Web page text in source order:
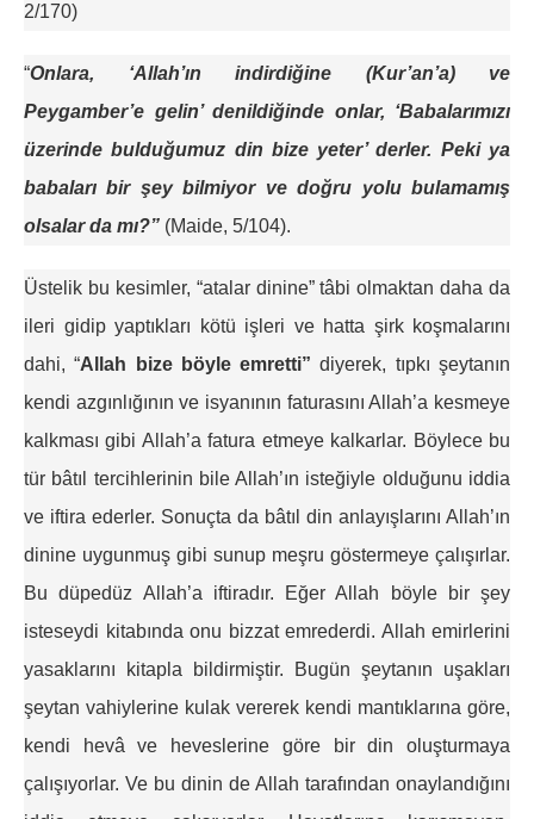
2/170)
“Onlara, ‘Allah’ın indirdiğine (Kur’an’a) ve
Peygamber’e gelin’ denildiğinde onlar, ‘Babalarımızı
üzerinde bulduğumuz din bize yeter’ derler. Peki ya
babaları bir şey bilmiyor ve doğru yolu bulamamış
olsalar da mı?” (Maide, 5/104).
Üstelik bu kesimler, “atalar dinine” tâbi olmaktan daha da
ileri gidip yaptıkları kötü işleri ve hatta şirk koşmalarını
dahi, “Allah bize böyle emretti” diyerek, tıpkı şeytanın
kendi azgınlığının ve isyanının faturasını Allah’a kesmeye
kalkması gibi Allah’a fatura etmeye kalkarlar. Böylece bu
tür bâtıl tercihlerinin bile Allah’ın isteğiyle olduğunu iddia
ve iftira ederler. Sonuçta da bâtıl din anlayışlarını Allah’ın
dinine uygunmuş gibi sunup meşru göstermeye çalışırlar.
Bu düpedüz Allah’a iftiradır. Eğer Allah böyle bir şey
isteseydi kitabında onu bizzat emrederdi. Allah emirlerini
yasaklarını kitapla bildirmiştir. Bugün şeytanın uşakları
şeytan vahiylerine kulak vererek kendi mantıklarına göre,
kendi hevâ ve heveslerine göre bir din oluşturmaya
çalışıyorlar. Ve bu dinin de Allah tarafından onaylandığını